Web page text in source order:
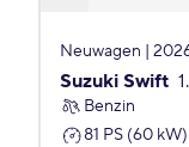
Neuwagen |
Suzuki Swift
Benzin
81 PS (60 kW)